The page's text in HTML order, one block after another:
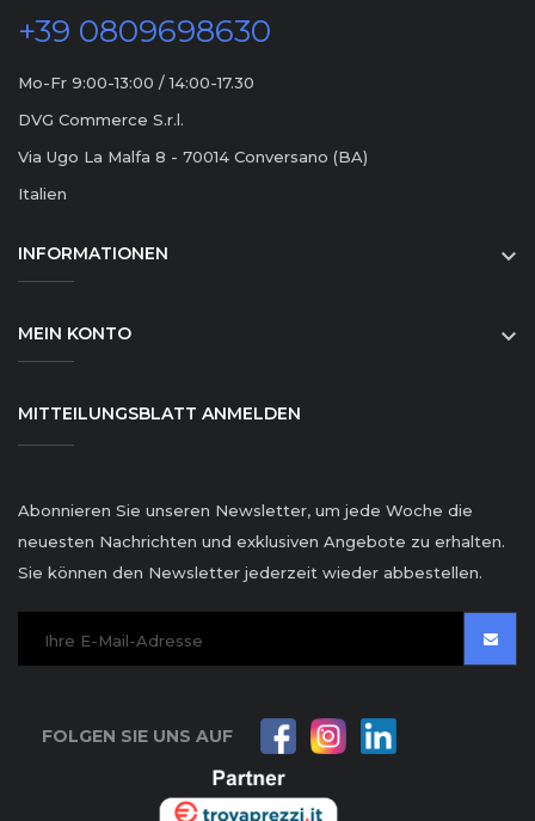
+39 0809698630
Mo-Fr 9:00-13:00 / 14:00-17.30
DVG Commerce S.r.l.
Via Ugo La Malfa 8 - 70014 Conversano (BA)
Italien
INFORMATIONEN 
MEIN KONTO 
MITTEILUNGSBLATT ANMELDEN
Abonnieren Sie unseren Newsletter, um jede Woche die
neuesten Nachrichten und exklusiven Angebote zu erhalten.
Sie können den Newsletter jederzeit wieder abbestellen.
FOLGEN SIE UNS AUF